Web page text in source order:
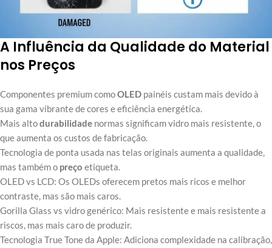
A Influência da Qualidade do Material
nos Preços
Componentes premium comoOLED painéis custam mais devido à
sua gama vibrante de cores e eficiência energética.
Mais altodurabilidade normas significam vidro mais resistente, o
que aumenta os custos de fabricação.
Tecnologia de ponta usada nas telas originais aumenta a qualidade,
mas também o preço etiqueta.
OLED vs LCD: Os OLEDs oferecem pretos mais ricos e melhor
contraste, mas são mais caros.
Gorilla Glass vs vidro genérico: Mais resistente e mais resistente a
riscos, mas mais caro de produzir.
Tecnologia True Tone da Apple: Adiciona complexidade na calibração,